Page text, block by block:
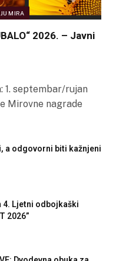
MIRA
2026. – Javni
1. septembar/rujan
Mirovne nagrade
a odgovorni biti kažnjeni
4. Ljetni odbojkaški
2026”